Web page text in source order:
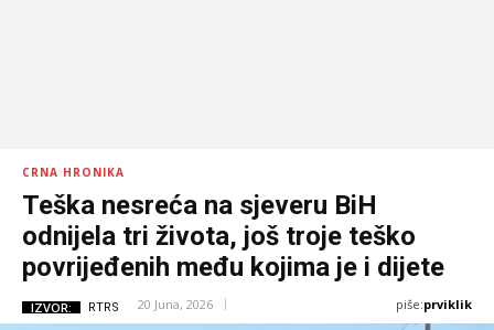
CRNA HRONIKA
Teška nesreća na sjeveru BiH
odnijela tri života, još troje teško
povrijeđenih među kojima je i dijete
IZVOR: RTRS 20 Juna, 2026 piše:prviklik